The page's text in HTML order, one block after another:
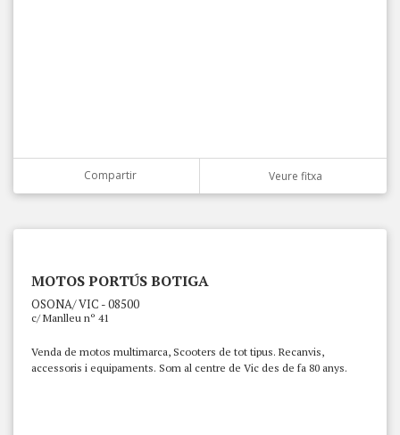
Compartir Veure fitxa
MOTOS PORTÚS BOTIGA
OSONA/ VIC - 08500
c/ Manlleu nº 41
Venda de motos multimarca, Scooters de tot tipus. Recanvis,
accessoris i equipaments. Som al centre de Vic des de fa 80 anys.